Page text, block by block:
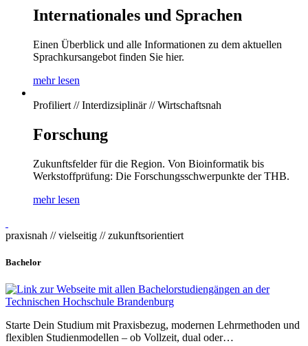
Internationales und Sprachen
Einen Überblick und alle Informationen zu dem aktuellen
Sprachkursangebot finden Sie hier.
mehr lesen
Profiliert // Interdizsiplinär // Wirtschaftsnah
Forschung
Zukunftsfelder für die Region. Von Bioinformatik bis
Werkstoffprüfung: Die Forschungsschwerpunkte der THB.
mehr lesen
praxisnah // vielseitig // zukunftsorientiert
Bachelor
Starte Dein Studium mit Praxisbezug, modernen Lehrmethoden und
flexiblen Studienmodellen – ob Vollzeit, dual oder…